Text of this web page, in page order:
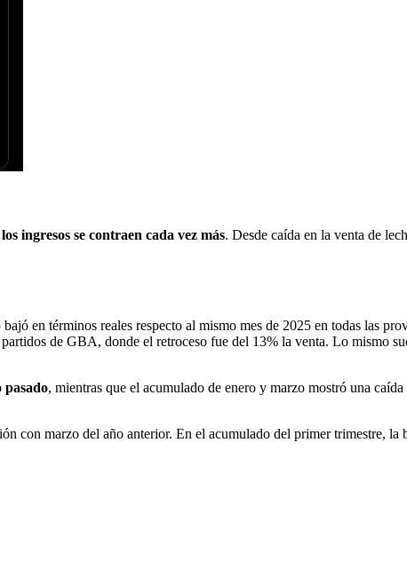
ingresos se contraen cada vez más. Desde caída en la venta de
en términos reales respecto al mismo mes de 2025 en todas las
de GBA, donde el retroceso fue del 13% la venta. Lo mismo
pasado, mientras que el acumulado de enero y marzo mostró una
con marzo del año anterior. En el acumulado del primer trimestre,